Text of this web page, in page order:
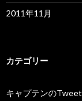
2011年11月
カテゴリー
キャプテンのTweet